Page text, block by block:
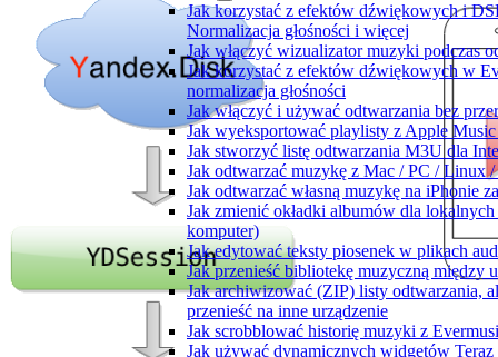
Jak korzystać z efektów dźwiękowych i
Normalizacja głośności i więcej
Jak włączyć wizualizator muzyki podczas
Jak korzystać z efektów dźwiękowych w
normalizacja głośności
Jak włączyć i używać odtwarzania bez
Jak wyeksportować playlisty z Apple
Jak stworzyć listę odtwarzania M3U dla
Jak odtwarzać muzykę z Mac / PC /
Jak odtwarzać własną muzykę na iPhonie
Jak zmienić okładki albumów dla
komputer)
Jak edytować teksty piosenek w plikach
Jak przenieść bibliotekę muzyczną
Jak archiwizować (ZIP) listy odtwarzania,
przenieść na inne urządzenie
Jak scrobblować historię muzyki z
Jak używać dynamicznych widgetów